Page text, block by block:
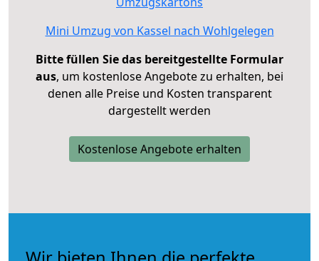
Mini Umzug von Kassel nach Wohlgelegen
Bitte füllen Sie das bereitgestellte Formular
aus, um kostenlose Angebote zu erhalten, bei
denen alle Preise und Kosten transparent
dargestellt werden
Kostenlose Angebote erhalten